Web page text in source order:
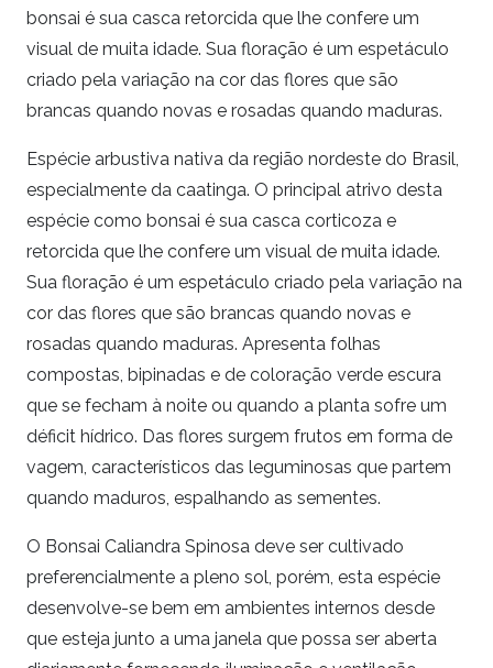
bonsai é sua casca retorcida que lhe confere um
visual de muita idade. Sua floração é um espetáculo
criado pela variação na cor das flores que são
brancas quando novas e rosadas quando maduras.
Espécie arbustiva nativa da região nordeste do Brasil,
especialmente da caatinga. O principal atrivo desta
espécie como bonsai é sua casca corticoza e
retorcida que lhe confere um visual de muita idade.
Sua floração é um espetáculo criado pela variação na
cor das flores que são brancas quando novas e
rosadas quando maduras. Apresenta folhas
compostas, bipinadas e de coloração verde escura
que se fecham à noite ou quando a planta sofre um
déficit hídrico. Das flores surgem frutos em forma de
vagem, característicos das leguminosas que partem
quando maduros, espalhando as sementes.
O Bonsai Caliandra Spinosa deve ser cultivado
preferencialmente a pleno sol, porém, esta espécie
desenvolve-se bem em ambientes internos desde
que esteja junto a uma janela que possa ser aberta